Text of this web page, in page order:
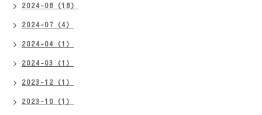
2024-08（18）
2024-07（4）
2024-04（1）
2024-03（1）
2023-12（1）
2023-10（1）